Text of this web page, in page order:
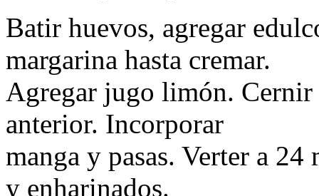
Batir huevos, agregar
margarina hasta cremar.
Agregar jugo limón. Cernir
anterior. Incorporar
manga y pasas. Verter a
y enharinados.